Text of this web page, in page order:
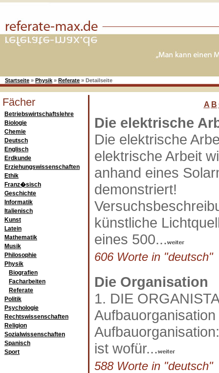
Startseite » Physik » Referate » Detailseite
Fächer
Betriebswirtschaftslehre
Biologie
Chemie
Deutsch
Englisch
Erdkunde
Erziehungswissenschaften
Ethik
Franz�sisch
Geschichte
Informatik
Italienisch
Kunst
Latein
Mathematik
Musik
Philosophie
Physik
Biografien
Facharbeiten
Referate
Politik
Psychologie
Rechtswissenschaften
Religion
Sozialwissenschaften
Spanisch
Sport
A B
Die elektrische
Die elektrische
elektrische Arbeit
anhand eines
demonstriert!
künstliche
eines 500...
606 Worte in
Die Organisation
1. DIE
ist wofür...
588 Worte in